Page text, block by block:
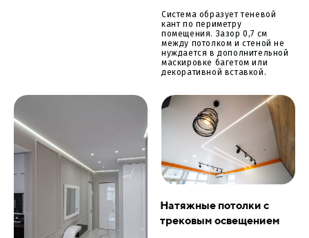
Система образует теневой
кант по периметру
помещения. Зазор 0,7 см
между потолком и стеной не
нуждается в дополнительной
маскировке багетом или
декоративной вставкой.
Натяжные потолки с
трековым освещением